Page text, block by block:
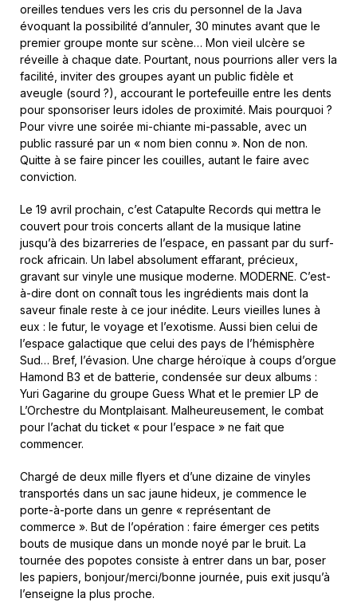
oreilles tendues vers les cris du personnel de la Java
évoquant la possibilité d’annuler, 30 minutes avant que le
premier groupe monte sur scène… Mon vieil ulcère se
réveille à chaque date. Pourtant, nous pourrions aller vers la
facilité, inviter des groupes ayant un public fidèle et
aveugle (sourd ?), accourant le portefeuille entre les dents
pour sponsoriser leurs idoles de proximité. Mais pourquoi ?
Pour vivre une soirée mi-chiante mi-passable, avec un
public rassuré par un « nom bien connu ». Non de non.
Quitte à se faire pincer les couilles, autant le faire avec
conviction.
Le 19 avril prochain, c’est Catapulte Records qui mettra le
couvert pour trois concerts allant de la musique latine
jusqu’à des bizarreries de l’espace, en passant par du surf-
rock africain. Un label absolument effarant, précieux,
gravant sur vinyle une musique moderne. MODERNE. C’est-
à-dire dont on connaît tous les ingrédients mais dont la
saveur finale reste à ce jour inédite. Leurs vieilles lunes à
eux : le futur, le voyage et l’exotisme. Aussi bien celui de
l’espace galactique que celui des pays de l’hémisphère
Sud… Bref, l’évasion. Une charge héroïque à coups d’orgue
Hamond B3 et de batterie, condensée sur deux albums :
Yuri Gagarine du groupe Guess What et le premier LP de
L’Orchestre du Montplaisant. Malheureusement, le combat
pour l’achat du ticket « pour l’espace » ne fait que
commencer.
Chargé de deux mille flyers et d’une dizaine de vinyles
transportés dans un sac jaune hideux, je commence le
porte-à-porte dans un genre « représentant de
commerce ». But de l’opération : faire émerger ces petits
bouts de musique dans un monde noyé par le bruit. La
tournée des popotes consiste à entrer dans un bar, poser
les papiers, bonjour/merci/bonne journée, puis exit jusqu’à
l’enseigne la plus proche.